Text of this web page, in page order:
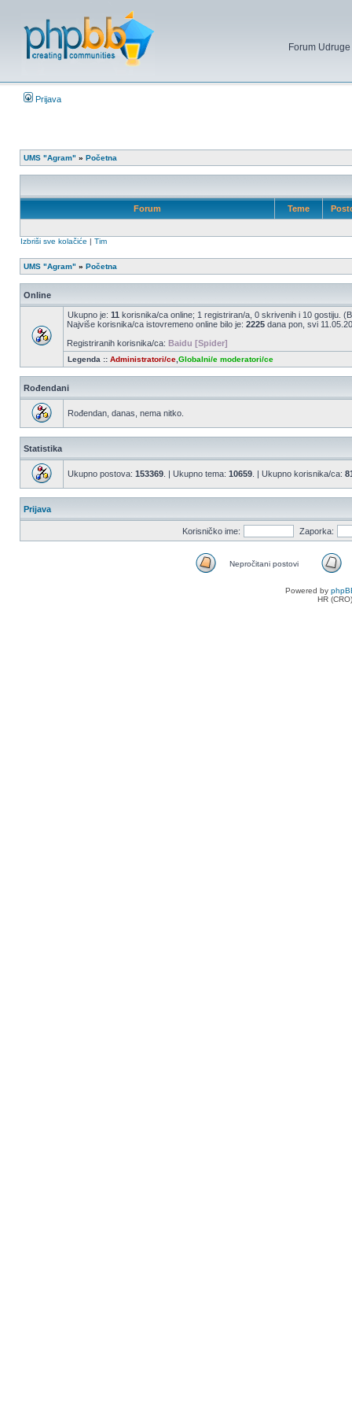
Forum
Prijava
UMS "Agram" » Početna
Forum Teme
Izbriši sve kolačiće | Tim
UMS "Agram" » Početna
Online
Ukupno je: 11 korisnika/ca online; 1 registriran/a, 0 skrivenih i 10 gostiju.
Najviše korisnika/ca istovremeno online bilo je: 2225 dana pon, svi
Registriranih korisnika/ca: Baidu [Spider]
Legenda :: Administratori/ce Globalni/e moderatori/ce
Rođendani
Rođendan, danas, nema nitko.
Statistika
Ukupno postova: 153369 . | Ukupno tema: 10659 . | Ukupno korisnika/ca:
Prijava
Korisničko ime: Zaporka:
Nepročitani postovi
Powered by
HR